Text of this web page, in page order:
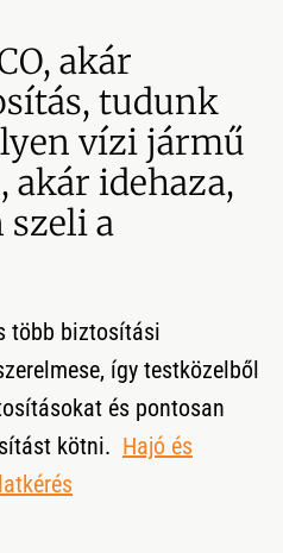
akár
tudunk
vízi jármű
akár idehaza,
a
több biztosítási
így testközelből
és pontosan
kötni. Hajó és